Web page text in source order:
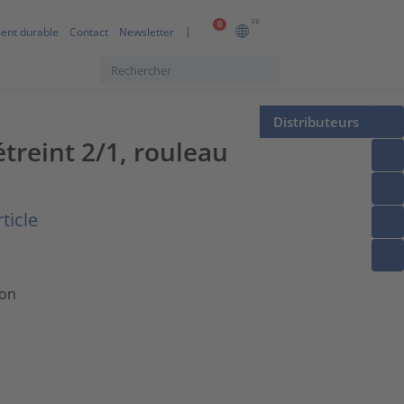
0 FR
durable Contact Newsletter
Distributeurs
2/1, rouleau